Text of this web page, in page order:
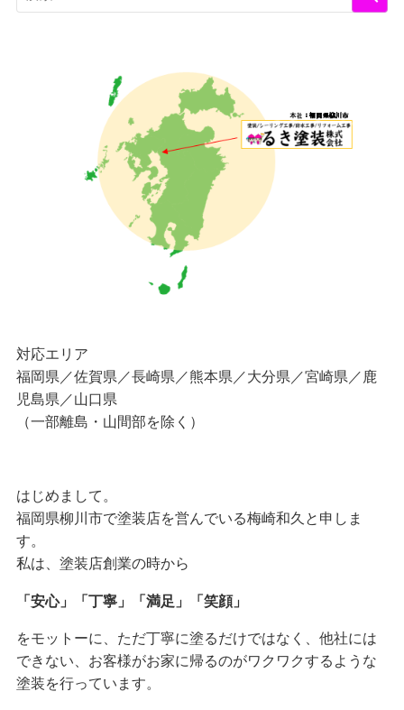
対応エリア
福岡県／佐賀県／長崎県／熊本県／大分県／宮崎県／鹿
児島県／山口県
（一部離島・山間部を除く）
はじめまして。
福岡県柳川市で塗装店を営んでいる梅崎和久と申しま
す。
私は、塗装店創業の時から
「安心」「丁寧」「満足」「笑顔」
をモットーに、ただ丁寧に塗るだけではなく、他社には
できない、お客様がお家に帰るのがワクワクするような
塗装を行っています。